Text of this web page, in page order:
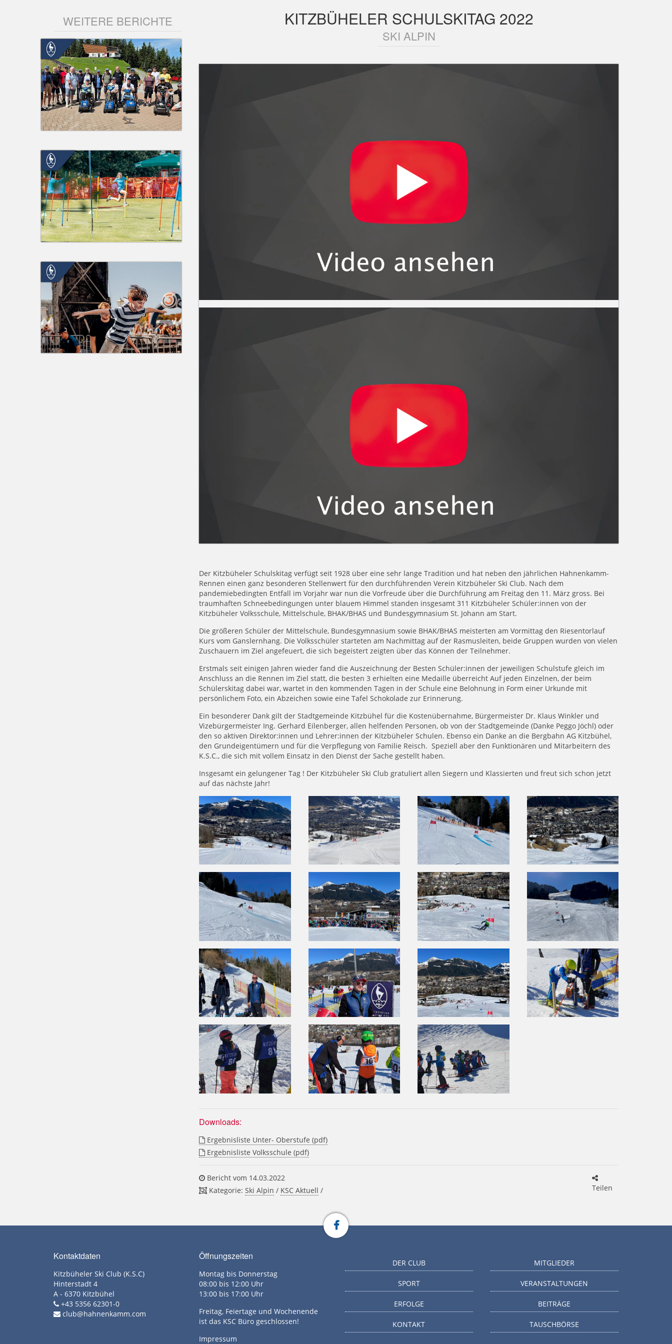
KITZBÜHELER SCHULSKITAG 2022
SKI ALPIN
Der Kitzbüheler Schulskitag verfügt seit 1928 über eine sehr lange Tradition und hat neben den jährlichen Hahnenkamm-
Rennen einen ganz besonderen Stellenwert für den durchführenden Verein Kitzbüheler Ski Club. Nach dem
pandemiebedingten Entfall im Vorjahr war nun die Vorfreude über die Durchführung am Freitag den 11. März gross. Bei
traumhaften Schneebedingungen unter blauem Himmel standen insgesamt 311 Kitzbüheler Schüler:innen von der
Kitzbüheler Volksschule, Mittelschule, BHAK/BHAS und Bundesgymnasium St. Johann am Start.
Die größeren Schüler der Mittelschule, Bundesgymnasium sowie BHAK/BHAS meisterten am Vormittag den Riesentorlauf
Kurs vom Ganslernhang. Die Volksschüler starteten am Nachmittag auf der Rasmusleiten, beide Gruppen wurden von vielen
Zuschauern im Ziel angefeuert, die sich begeistert zeigten über das Können der Teilnehmer.
Erstmals seit einigen Jahren wieder fand die Auszeichnung der Besten Schüler:innen der jeweiligen Schulstufe gleich im
Anschluss an die Rennen im Ziel statt, die besten 3 erhielten eine Medaille überreicht Auf jeden Einzelnen, der beim
Schülerskitag dabei war, wartet in den kommenden Tagen in der Schule eine Belohnung in Form einer Urkunde mit
persönlichem Foto, ein Abzeichen sowie eine Tafel Schokolade zur Erinnerung.
Ein besonderer Dank gilt der Stadtgemeinde Kitzbühel für die Kostenübernahme, Bürgermeister Dr. Klaus Winkler und
Vizebürgermeister Ing. Gerhard Eilenberger, allen helfenden Personen, ob von der Stadtgemeinde (Danke Peggo Jöchl) oder
den so aktiven Direktor:innen und Lehrer:innen der Kitzbüheler Schulen. Ebenso ein Danke an die Bergbahn AG Kitzbühel,
den Grundeigentümern und für die Verpflegung von Familie Reisch. Speziell aber den Funktionären und Mitarbeitern des
K.S.C., die sich mit vollem Einsatz in den Dienst der Sache gestellt haben.
Insgesamt ein gelungener Tag ! Der Kitzbüheler Ski Club gratuliert allen Siegern und Klassierten und freut sich schon jetzt
auf das nächste Jahr!
Downloads:
Ergebnisliste Unter- Oberstufe (pdf)
Ergebnisliste Volksschule (pdf)
Bericht vom 14.03.2022
Kategorie:Ski Alpin / KSC Aktuell / Teilen
WEITERE BERICHTE
Kontaktdaten
Kitzbüheler Ski Club (K.S.C)
Hinterstadt 4
A - 6370 Kitzbühel
+43 5356 62301-0
club@hahnenkamm.com
Öffnungszeiten
Montag bis Donnerstag
08:00 bis 12:00 Uhr
13:00 bis 17:00 Uhr
Freitag, Feiertage und Wochenende
ist das KSC Büro geschlossen!
Impressum
DER CLUB
SPORT
ERFOLGE
KONTAKT
MITGLIEDER
VERANSTALTUNGEN
BEITRÄGE
TAUSCHBÖRSE